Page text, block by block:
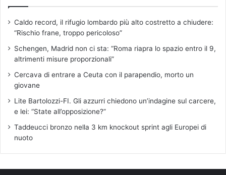
Caldo record, il rifugio lombardo più alto costretto a chiudere:
“Rischio frane, troppo pericoloso”
Schengen, Madrid non ci sta: “Roma riapra lo spazio entro il 9,
altrimenti misure proporzionali”
Cercava di entrare a Ceuta con il parapendio, morto un
giovane
Lite Bartolozzi-FI. Gli azzurri chiedono un’indagine sul carcere,
e lei: “State all’opposizione?”
Taddeucci bronzo nella 3 km knockout sprint agli Europei di
nuoto